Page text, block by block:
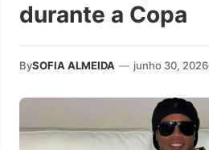
durante a Copa
BySOFIA ALMEIDA — junho 30, 2026